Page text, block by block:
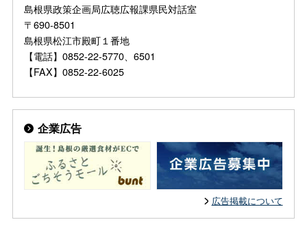
島根県政策企画局広聴広報課県民対話室
〒690-8501
島根県松江市殿町１番地
【電話】0852-22-5770、6501
【FAX】0852-22-6025
企業広告
広告掲載について